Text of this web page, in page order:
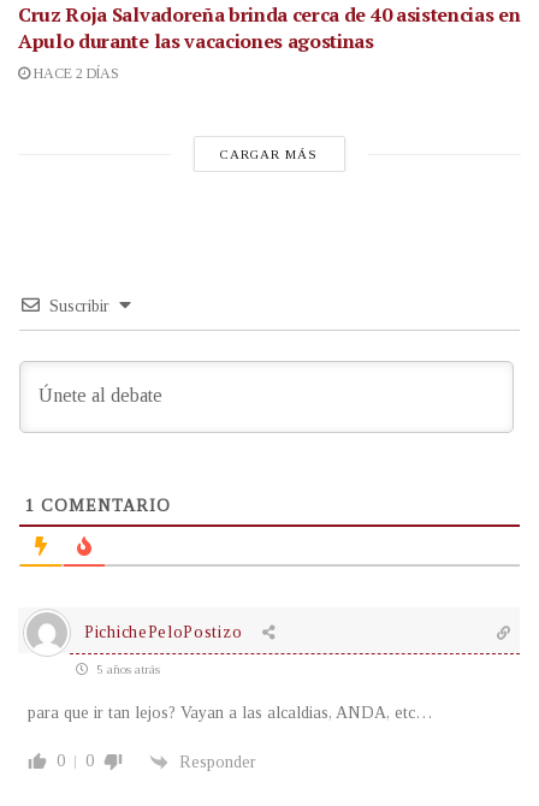
Cruz Roja Salvadoreña brinda cerca de 40 asistencias en
Apulo durante las vacaciones agostinas
HACE 2 DÍAS
CARGAR MÁS
Suscribir
1 COMENTARIO
PichichePeloPostizo
5 años atrás
para que ir tan lejos? Vayan a las alcaldias, ANDA, etc…
0 0 Responder